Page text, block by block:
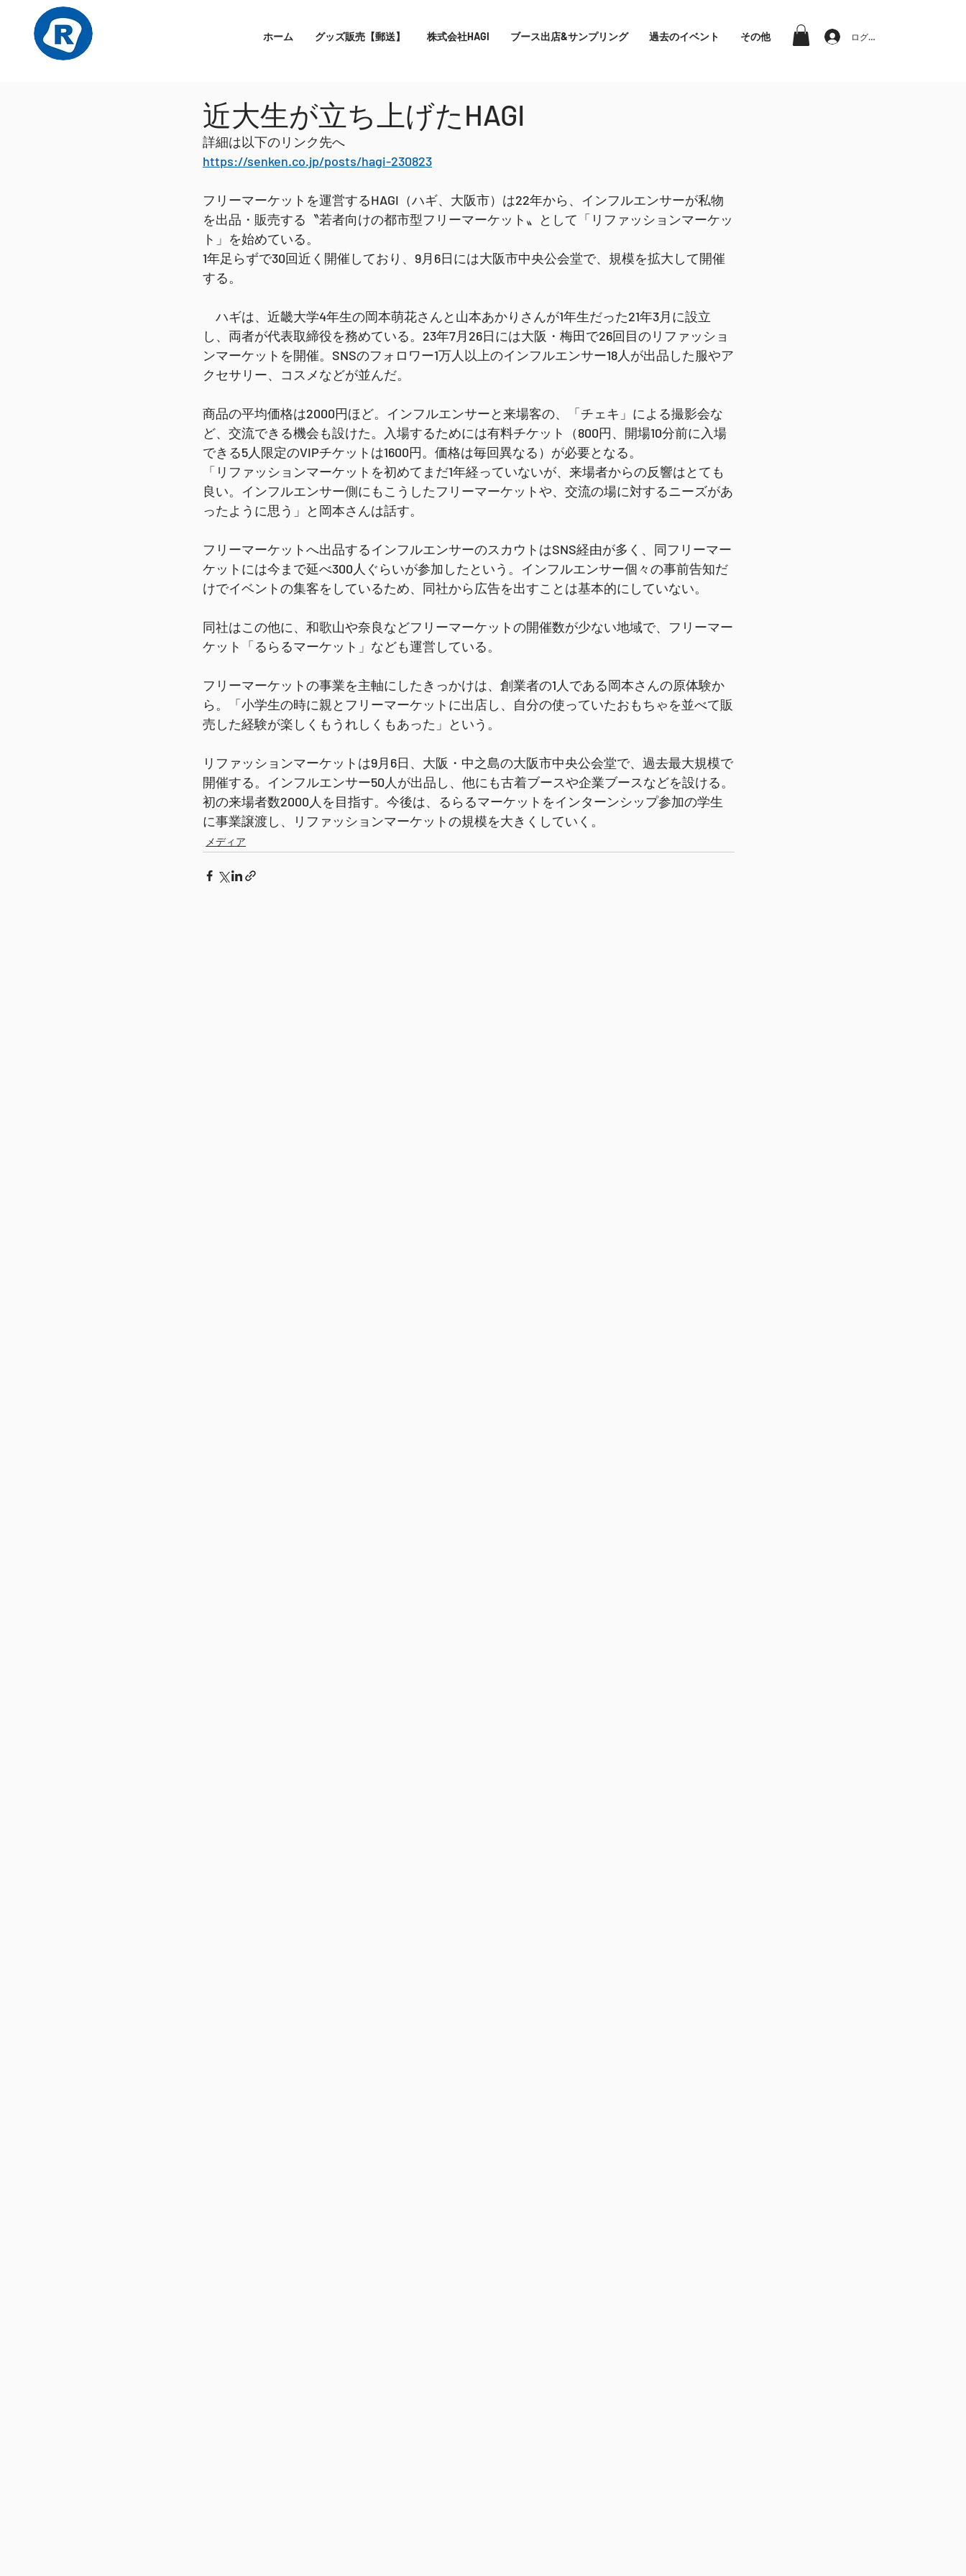
ホーム グッズ販売【郵送】 株式会社HAGI ブース出店&サンプリング 過去のイベント その他 ログイン
近大生が立ち上げたHAGI
詳細は以下のリンク先へ
https://senken.co.jp/posts/hagi-230823
フリーマーケットを運営するHAGI（ハギ、大阪市）は22年から、インフルエンサーが私物
を出品・販売する〝若者向けの都市型フリーマーケット〟として「リファッションマーケッ
ト」を始めている。
1年足らずで30回近く開催しており、9月6日には大阪市中央公会堂で、規模を拡大して開催
する。
ハギは、近畿大学4年生の岡本萌花さんと山本あかりさんが1年生だった21年3月に設立
し、両者が代表取締役を務めている。23年7月26日には大阪・梅田で26回目のリファッショ
ンマーケットを開催。SNSのフォロワー1万人以上のインフルエンサー18人が出品した服やア
クセサリー、コスメなどが並んだ。
商品の平均価格は2000円ほど。インフルエンサーと来場客の、「チェキ」による撮影会な
ど、交流できる機会も設けた。入場するためには有料チケット（800円、開場10分前に入場
できる5人限定のVIPチケットは1600円。価格は毎回異なる）が必要となる。
「リファッションマーケットを初めてまだ1年経っていないが、来場者からの反響はとても
良い。インフルエンサー側にもこうしたフリーマーケットや、交流の場に対するニーズがあ
ったように思う」と岡本さんは話す。
フリーマーケットへ出品するインフルエンサーのスカウトはSNS経由が多く、同フリーマー
ケットには今まで延べ300人ぐらいが参加したという。インフルエンサー個々の事前告知だ
けでイベントの集客をしているため、同社から広告を出すことは基本的にしていない。
同社はこの他に、和歌山や奈良などフリーマーケットの開催数が少ない地域で、フリーマー
ケット「るらるマーケット」なども運営している。
フリーマーケットの事業を主軸にしたきっかけは、創業者の1人である岡本さんの原体験か
ら。「小学生の時に親とフリーマーケットに出店し、自分の使っていたおもちゃを並べて販
売した経験が楽しくもうれしくもあった」という。
リファッションマーケットは9月6日、大阪・中之島の大阪市中央公会堂で、過去最大規模で
開催する。インフルエンサー50人が出品し、他にも古着ブースや企業ブースなどを設ける。
初の来場者数2000人を目指す。今後は、るらるマーケットをインターンシップ参加の学生
に事業譲渡し、リファッションマーケットの規模を大きくしていく。
メディア